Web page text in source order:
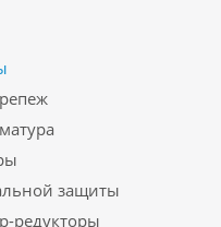
защиты
редукторы